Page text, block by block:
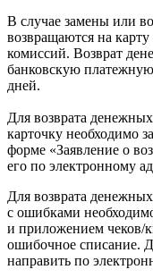
В случае замены или
возвращаются на
комиссий. Возврат
банковскую
дней.
Для возврата
карточку необходимо
форме «Заявление о
его по электронному
Для возврата
с ошибками
и приложением чеков/
ошибочное списание.
направить по